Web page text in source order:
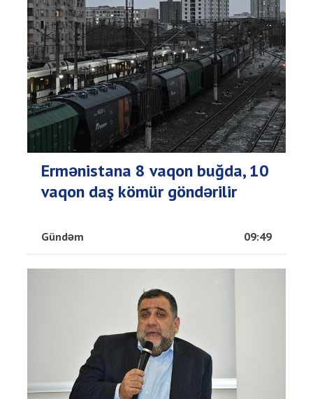
Ermənistana 8 vaqon buğda, 10
vaqon daş kömür göndərilir
Gündəm 09:49